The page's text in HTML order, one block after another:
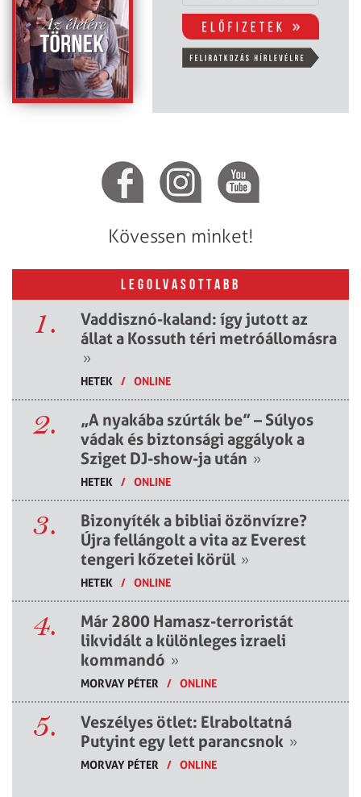
Kövessen minket!
LEGOLVASOTTABB
1.
Vaddisznó-kaland: így jutott az
állat a Kossuth téri metróállomásra
»
HETEK / ONLINE
2.
„A nyakába szúrták be” – Súlyos
vádak és biztonsági aggályok a
Sziget DJ-show-ja után »
HETEK / ONLINE
3.
Bizonyíték a bibliai özönvízre?
Újra fellángolt a vita az Everest
tengeri kőzetei körül »
HETEK / ONLINE
4.
Már 2800 Hamasz-terroristát
likvidált a különleges izraeli
kommandó »
MORVAY PÉTER / ONLINE
5.
Veszélyes ötlet: Elraboltatná
Putyint egy lett parancsnok »
MORVAY PÉTER / ONLINE